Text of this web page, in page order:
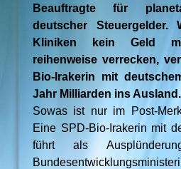
Beauftragte für
deutscher Steuergelder.
Kliniken kein Geld
reihenweise verrecken,
Bio-Irakerin mit
Jahr Milliarden ins Ausland.
Sowas ist nur im Post-
Eine SPD-Bio-Irakerin mit
führt als